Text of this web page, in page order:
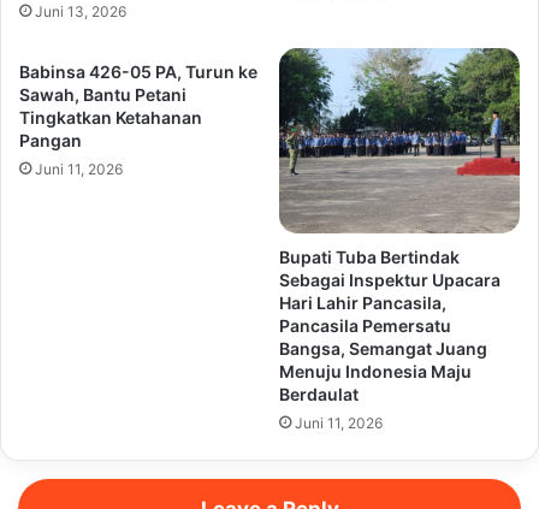
Juni 13, 2026
Babinsa 426-05 PA, Turun ke
Sawah, Bantu Petani
Tingkatkan Ketahanan
Pangan
Juni 11, 2026
Bupati Tuba Bertindak
Sebagai Inspektur Upacara
Hari Lahir Pancasila,
Pancasila Pemersatu
Bangsa, Semangat Juang
Menuju Indonesia Maju
Berdaulat
Juni 11, 2026